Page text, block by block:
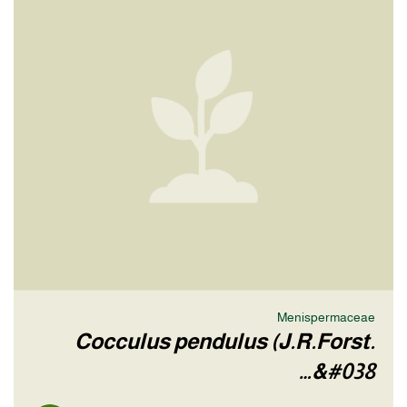
Menispermaceae
Cocculus pendulus (J.R.Forst.
&#038…